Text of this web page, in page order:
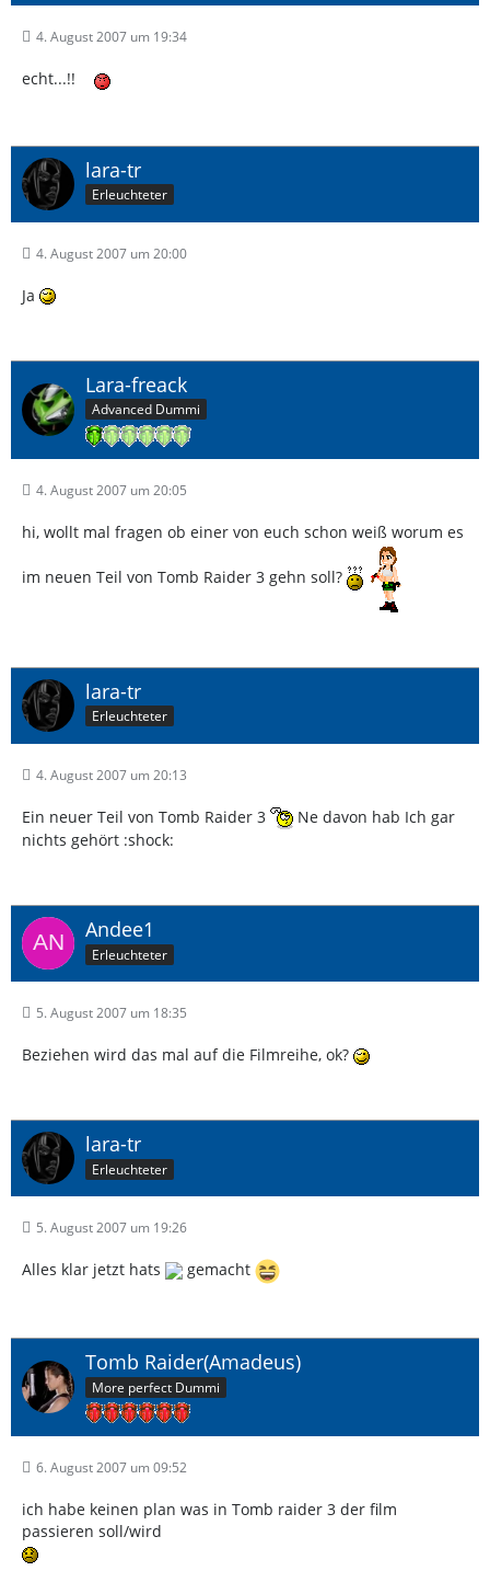
4. August 2007 um 19:34
echt...!!
lara-tr
Erleuchteter
4. August 2007 um 20:00
Ja
Lara-freack
Advanced Dummi
4. August 2007 um 20:05
hi, wollt mal fragen ob einer von euch schon weiß worum es
im neuen Teil von Tomb Raider 3 gehn soll?
lara-tr
Erleuchteter
4. August 2007 um 20:13
Ein neuer Teil von Tomb Raider 3
Ne davon hab Ich gar
nichts gehört :shock:
Andee1
Erleuchteter
5. August 2007 um 18:35
Beziehen wird das mal auf die Filmreihe, ok?
lara-tr
Erleuchteter
5. August 2007 um 19:26
Alles klar jetzt hats gemacht
Tomb Raider(Amadeus)
More perfect Dummi
6. August 2007 um 09:52
ich habe keinen plan was in Tomb raider 3 der film
passieren soll/wird